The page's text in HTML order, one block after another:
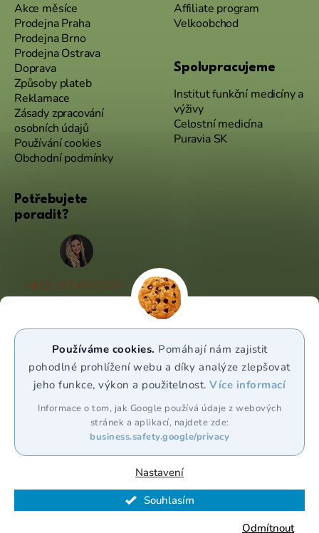
Používáme cookies. Pomáhají nám zajistit
pohodlné prohlížení webu a díky analýze zlepšovat
jeho funkce, výkon a použitelnost.Více informací
Informace o tom, jak Google používá údaje z webových
stránek a aplikací, najdete zde:
business.safety.google/privacy
Nastavení
Odmítnout
Souhlasím
Akce měsíce
Prodejna Praha
Prodejna Brno
Prodejna Ostrava
Doprava
Způsoby plateb
Reklamace
Zásady zpracování
osobních údajů
Používání cookies
Obchodní podmínky
Affiliate program
Velkoobchod
Spolupracujeme
Institut funkční medicíny a
výživy
Celostní medicína
Puravia SK
Potřebujete
poradit?
+420 227 072 207
(Po - Pá 9:00 - 17:00)
WhatsApp
Vytvořil Shoptet Premium